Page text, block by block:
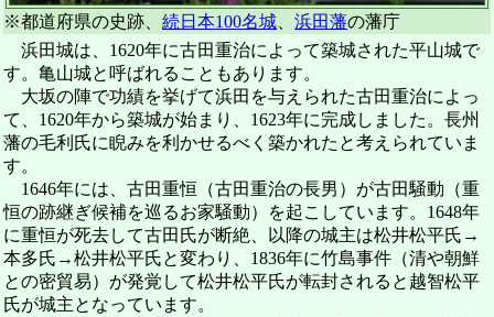
※都道府県の史跡、続日本100名城 、浜田藩の藩庁
浜田城は、1620年に古田重治によって築城された平山城で
す。亀山城と呼ばれることもあります。
大坂の陣で功績を挙げて浜田を与えられた古田重治によっ
て、1620年から築城が始まり、1623年に完成しました。長州
藩の毛利氏に睨みを利かせるべく築かれたと考えられていま
す。
1646年には、古田重恒（古田重治の長男）が古田騒動（重
恒の跡継ぎ候補を巡るお家騒動）を起こしています。1648年
に重恒が死去して古田氏が断絶、以降の城主は松井松平氏→
本多氏→松井松平氏と変わり、1836年に竹島事件（清や朝鮮
との密貿易）が発覚して松井松平氏が転封されると越智松平
氏が城主となっています。